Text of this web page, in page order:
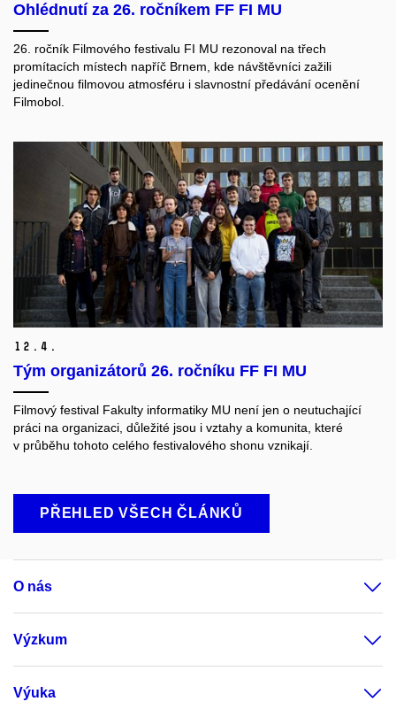
Ohlédnutí za 26. ročníkem FF FI MU
26. ročník Filmového festivalu FI MU rezonoval na třech
promítacích místech napříč Brnem, kde návštěvníci zažili
jedinečnou filmovou atmosféru i slavnostní předávání ocenění
Filmobol.
12. 4.
Tým organizátorů 26. ročníku FF FI MU
Filmový festival Fakulty informatiky MU není jen o neutuchající
práci na organizaci, důležité jsou i vztahy a komunita, které
v průběhu tohoto celého festivalového shonu vznikají.
PŘEHLED VŠECH ČLÁNKŮ
O nás
Výzkum
Výuka